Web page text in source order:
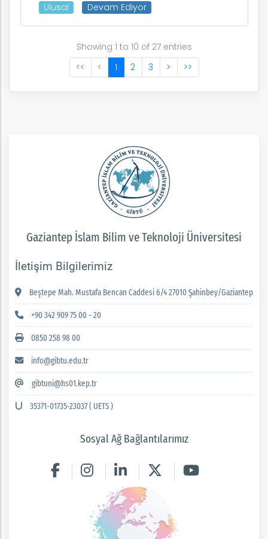
Ulusal Devam Ediyor
Showing 1 to 10 of 27 entries
<<
< 1 2 3 > >>
Gaziantep İslam Bilim ve Teknoloji Üniversitesi
İletişim Bilgilerimiz
Beştepe Mah. Mustafa Bencan Caddesi 6/4 27010 Şahinbey/Gaziantep
+90 342 909 75 00 - 20
0850 258 98 00
info@gibtu.edu.tr
gibtuni@hs01.kep.tr
35371-01735-23037 ( UETS )
Sosyal Ağ Bağlantılarımız